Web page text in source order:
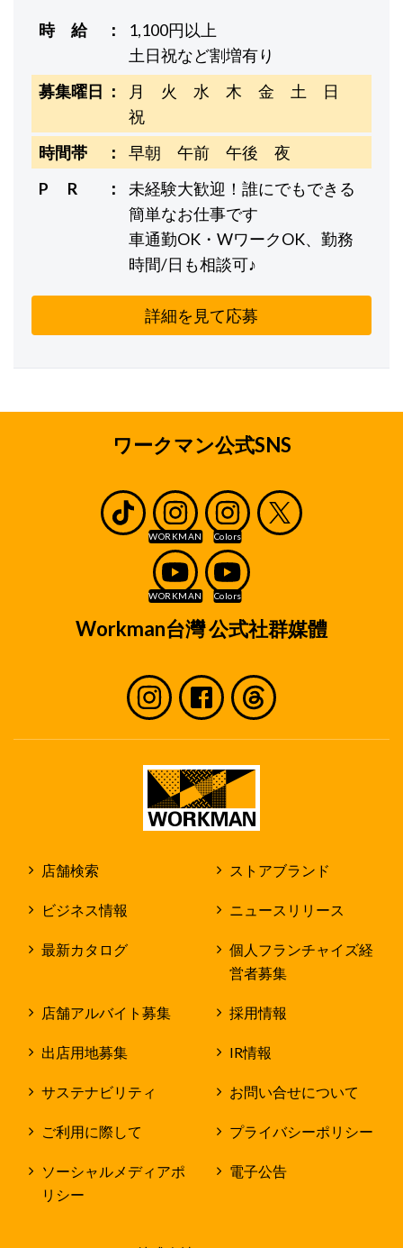
時 給
1,100円以上
土日祝など割増有り
募集曜日
月 火 水 木 金 土 日
祝
時間帯
早朝 午前 午後 夜
P R
未経験大歓迎！誰にでもできる
簡単なお仕事です
車通勤OK・WワークOK、勤務
時間/日も相談可♪
詳細を見て応募
ワークマン公式SNS
Workman台灣 公式社群媒體
店舗検索 ストアブランド
ビジネス情報 ニュースリリース
最新カタログ
個人フランチャイズ経
営者募集
店舗アルバイト募集 採用情報
出店用地募集 IR情報
サステナビリティ お問い合せについて
ご利用に際して プライバシーポリシー
ソーシャルメディアポ
リシー
電子公告